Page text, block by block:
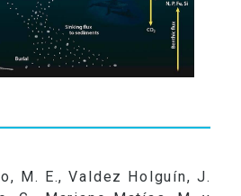
M. E., Valdez Holguín, J.